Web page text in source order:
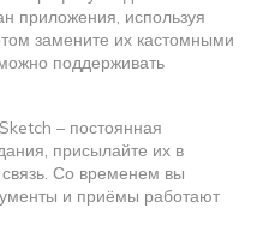
приложения, используя
замените их кастомными
поддерживать
– постоянная
присылайте их в
Со временем вы
и приёмы работают